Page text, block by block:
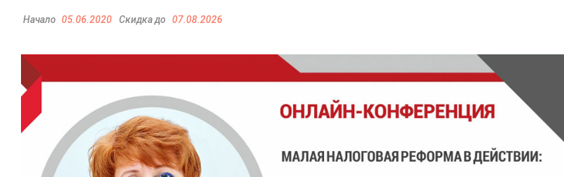
Начало 05.06.2020 Скидка до 07.08.2026